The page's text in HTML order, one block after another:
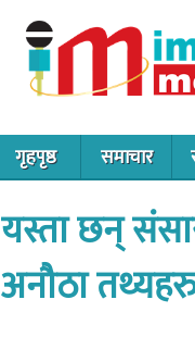
गृहपृष्ठ समाचार
यस्ता छन्
अनौठा तथ्यहरु